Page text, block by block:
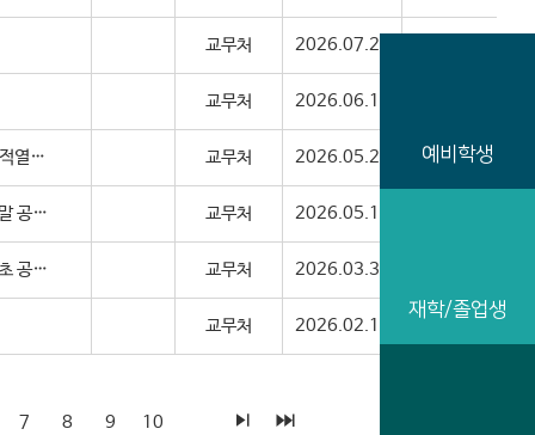
교무처 2026.07.20
교무처 2026.06.12
[교무처] 2026학년도 1학기 강의평가 시행 안내문(강의평가 진행시 성적열람 가능) 교무처 2026.05.28 3
[교무처] 2026학년도 1학기 기말고사 시행안내 (과목별 시간표는 5월 말 공지 예정) 교무처 2026.05.12
[교무처] 2026학년도 1학기 중간고사 시행안내 (과목별 시간표는 4월 초 공지 예정) 교무처 2026.03.31
교무처 2026.02.12
7 8 9 10
예비학생
재학/졸업생